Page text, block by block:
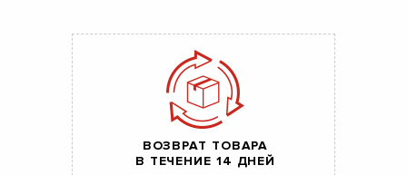
ВОЗВРАТ ТОВАРА
В ТЕЧЕНИЕ 14 ДНЕЙ